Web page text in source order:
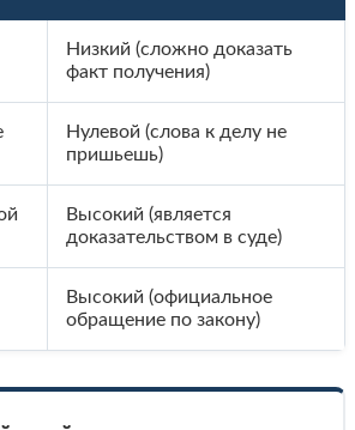
Низкий (сложно доказать
факт получения)
Нулевой (слова к делу не
пришьешь)
Высокий (является
доказательством в суде)
Высокий (официальное
обращение по закону)